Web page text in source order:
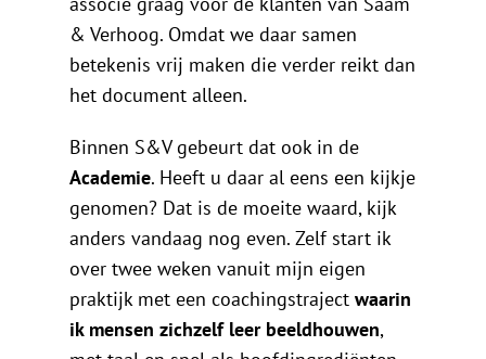
& Verhoog. Omdat we daar samen
betekenis vrij maken die verder reikt dan
het document alleen.
Binnen S&V gebeurt dat ook in de
Academie. Heeft u daar al eens een kijkje
genomen? Dat is de moeite waard, kijk
anders vandaag nog even. Zelf start ik
over twee weken vanuit mijn eigen
praktijk met een coachingstraject waarin
ik mensen zichzelf leer beeldhouwen,